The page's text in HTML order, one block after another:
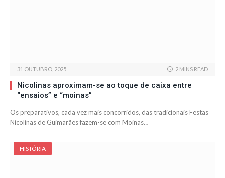
31 OUTUBRO, 2025 2 MINS READ
Nicolinas aproximam-se ao toque de caixa entre
“ensaios” e “moinas”
Os preparativos, cada vez mais concorridos, das tradicionais Festas
Nicolinas de Guimarães fazem-se com Moinas…
HISTÓRIA